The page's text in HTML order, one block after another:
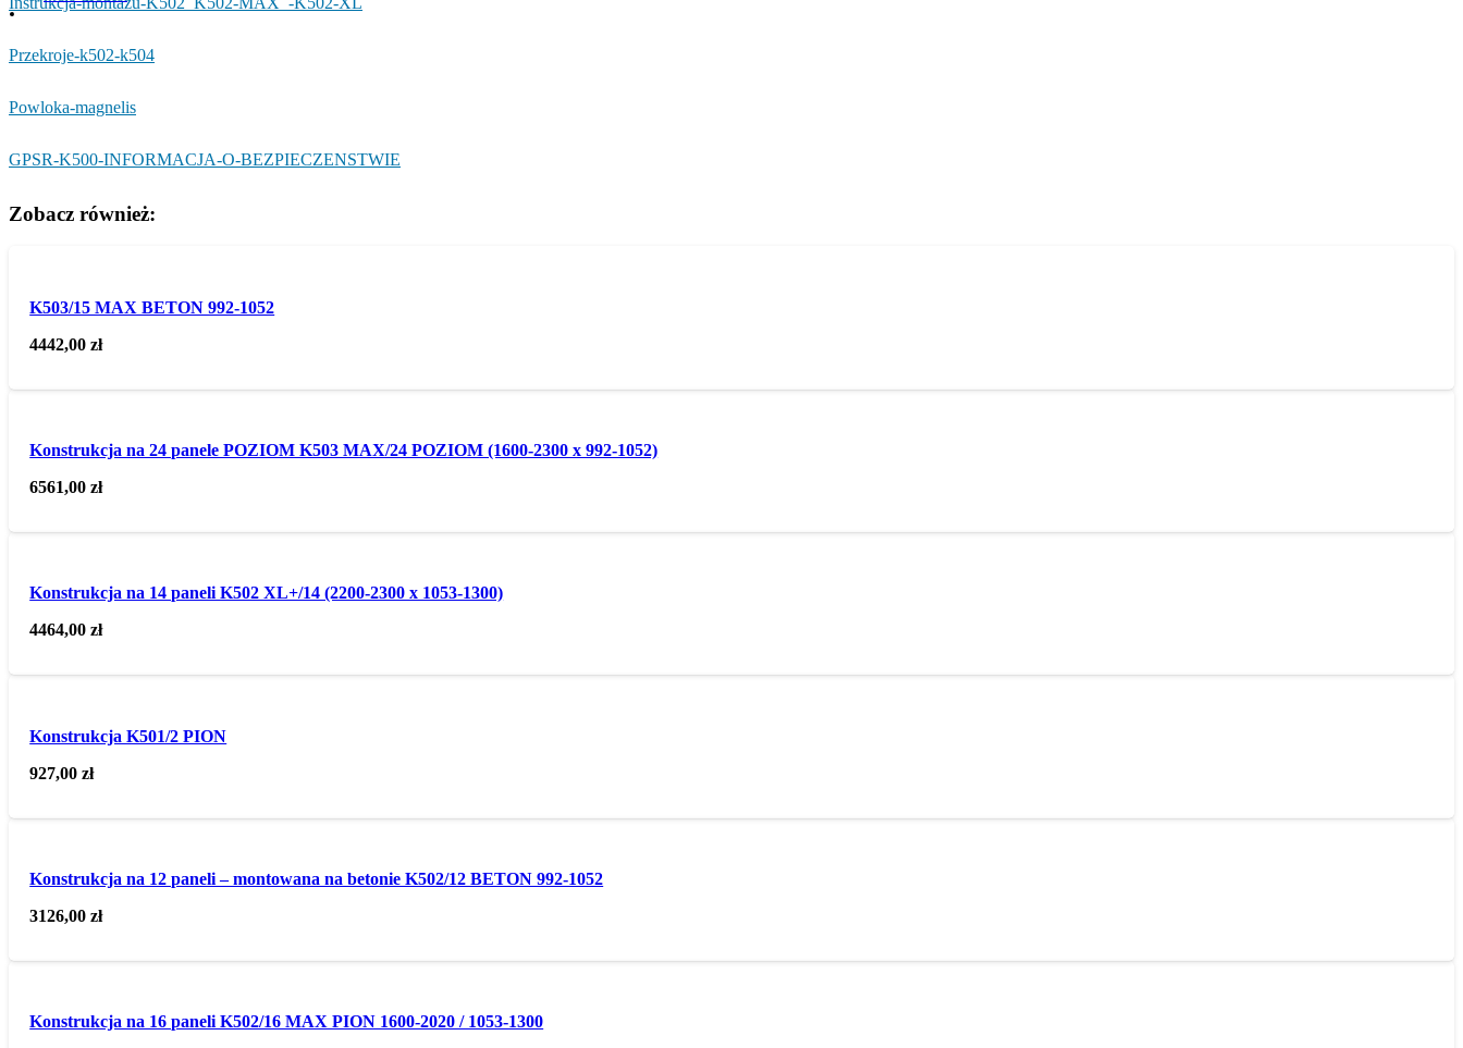
Przekroje-k502-k504
Powloka-magnelis
GPSR-K500-INFORMACJA-O-BEZPIECZENSTWIE
Zobacz również:
K503/15 MAX BETON 992-1052
4442,00zł
Konstrukcja na 24 panele POZIOM K503 MAX/24 POZIOM (1600-2300 x 992-1052)
6561,00zł
Konstrukcja na 14 paneli K502 XL+/14 (2200-2300 x 1053-1300)
4464,00zł
Konstrukcja K501/2 PION
927,00zł
Konstrukcja na 12 paneli – montowana na betonie K502/12 BETON 992-1052
3126,00zł
Konstrukcja na 16 paneli K502/16 MAX PION 1600-2020 / 1053-1300